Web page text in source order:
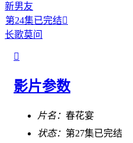
新男友
第24集已完结
长歌莫问

影片参数
片名： 春花宴
状态： 第27集已完结